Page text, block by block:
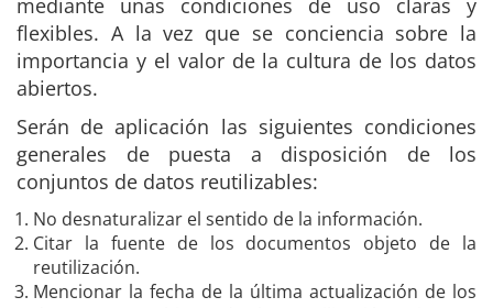
flexibles. A la vez que se conciencia sobre la
importancia y el valor de la cultura de los datos
abiertos.
Serán de aplicación las siguientes condiciones
generales de puesta a disposición de los
conjuntos de datos reutilizables:
No desnaturalizar el sentido de la información.
Citar la fuente de los documentos objeto de la
reutilización.
Mencionar la fecha de la última actualización de los